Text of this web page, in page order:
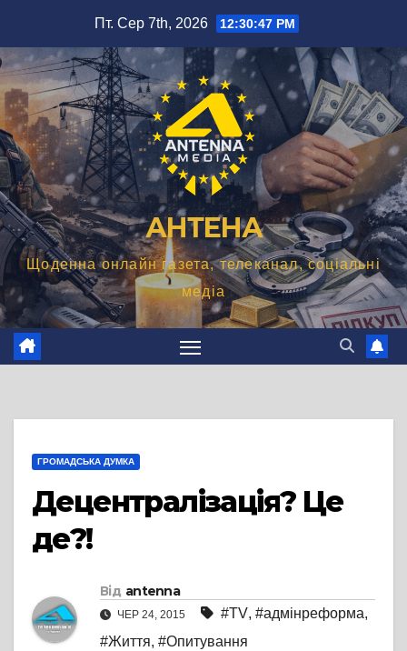
вмісту
Пт. Сер 7th, 2026 12:30:47 PM
АНТЕНА
Щоденна онлайн газета, телеканал, соціальні
медіа
ГРОМАДСЬКА ДУМКА
Децентралізація? Це
де?!
Від antenna
ЧЕР 24, 2015 #TV, #адмінреформа,
#Життя, #Опитування